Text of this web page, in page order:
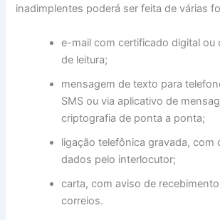
inadimplentes poderá ser feita de várias
e-mail com certificado digital ou
de leitura;
mensagem de texto para
SMS ou via aplicativo de
criptografia de ponta a ponta;
ligação telefônica gravada, com
dados pelo interlocutor;
carta, com aviso de
correios.